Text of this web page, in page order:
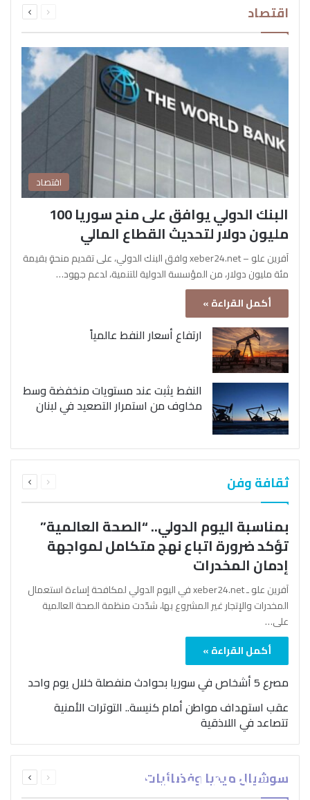
اقتصاد الصفحةالصفحة
اقتصاد
البنك الدولي يوافق على منح سوريا 100
مليون دولار لتحديث القطاع المالي
آفرين علو – xeber24.net وافق البنك الدولي، على تقديم منحةٍ بقيمة
مئة مليون دولار، من المؤسسة الدولية للتنمية، لدعم جهود…
أكمل القراءة »
ارتفاع أسعار النفط عالمياً
النفط يثبت عند مستويات منخفضة وسط
مخاوف من استمرار التصعيد في لبنان
ثقافة وفن الصفحةالصفحة
بمناسبة اليوم الدولي.. “الصحة العالمية”
تؤكد ضرورة اتباع نهج متكامل لمواجهة
إدمان المخدرات
آفرين علو ـ xeber24.net في اليوم الدولي لمكافحة إساءة استعمال
المخدرات والإتجار غير المشروع بها، شدّدت منظمة الصحة العالمية
على…
أكمل القراءة »
مصرع 5 أشخاص في سوريا بحوادث منفصلة خلال يوم واحد
عقب استهداف مواطن أمام كنيسة.. التوترات الأمنية
تتصاعد في اللاذقية
سوشيال ميديا وفضائيات الصفحةالصفحة
بمناسبة اليوم الدولي..
“الصحة العالمية” تؤكد